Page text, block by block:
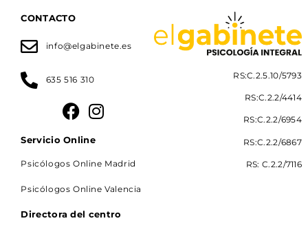
CONTACTO
info@elgabinete.es
635 516 310
Servicio Online
Psicólogos Online Madrid
Psicólogos Online Valencia
Directora del centro
RS:C.2.5.10/5793
RS:C.2.2/4414
RS:C.2.2/6954
RS:C.2.2/6867
RS: C.2.2/7116